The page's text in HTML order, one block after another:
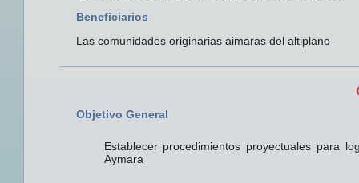
Beneficiarios
Las comunidades originarias aimaras del altiplano
Objetivo General
Establecer procedimientos proyectuales para
Aymara